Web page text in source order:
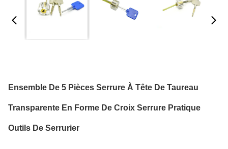
Ensemble De 5 Pièces Serrure À Tête De Taureau
Transparente En Forme De Croix Serrure Pratique
Outils De Serrurier